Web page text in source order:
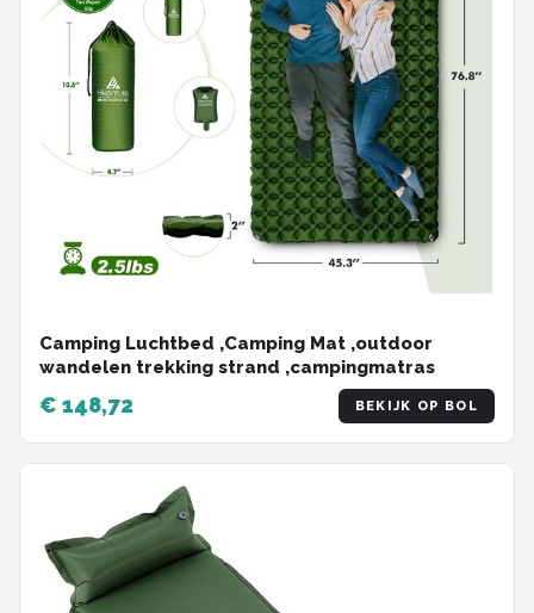
Camping Luchtbed ,Camping Mat ,outdoor
wandelen trekking strand ,campingmatras
€ 148,72 BEKIJK OP BOL